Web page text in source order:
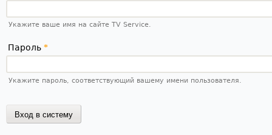
Укажите ваше имя на сайте TV Service.
Пароль *
Укажите пароль, соответствующий вашему имени пользователя.